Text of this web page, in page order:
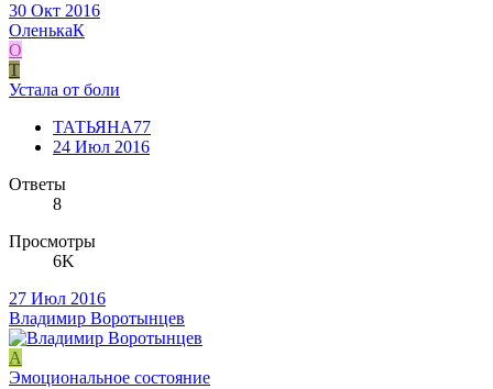
30 Окт 2016
ОленькаК
О
Т
Устала от боли
ТАТЬЯНА77
24 Июл 2016
Ответы
8
Просмотры
6K
27 Июл 2016
Владимир Воротынцев
A
Эмоциональное состояние